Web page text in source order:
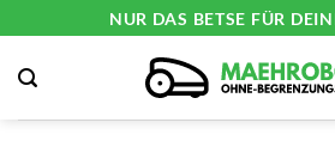
springen
NUR DAS BETSE FÜR